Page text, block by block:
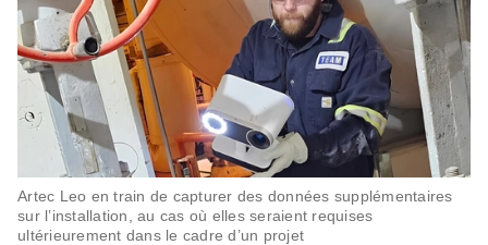
Artec Leo en train de capturer des données supplémentaires
sur l’installation, au cas où elles seraient requises
ultérieurement dans le cadre d’un projet